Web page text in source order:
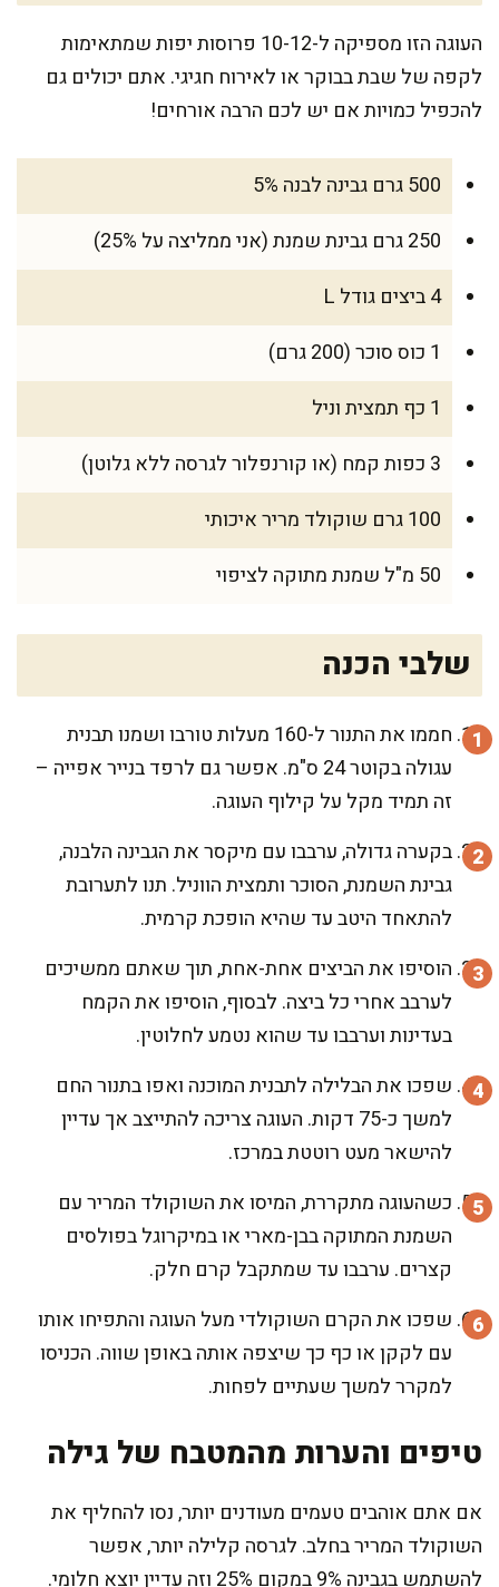
העוגה הזו מספיקה ל-10-12 פרוסות יפות שמתאימות
לקפה של שבת בבוקר או לאירוח חגיגי. אתם יכולים גם
להכפיל כמויות אם יש לכם הרבה אורחים!
500 גרם גבינה לבנה 5%
250 גרם גבינת שמנת (אני ממליצה על 25%)
4 ביצים גודל L
1 כוס סוכר (200 גרם)
1 כף תמצית וניל
3 כפות קמח (או קורנפלור לגרסה ללא גלוטן)
100 גרם שוקולד מריר איכותי
50 מ"ל שמנת מתוקה לציפוי
שלבי הכנה
חממו את התנור ל-160 מעלות טורבו ושמנו תבנית
עגולה בקוטר 24 ס"מ. אפשר גם לרפד בנייר אפייה –
זה תמיד מקל על קילוף העוגה.
בקערה גדולה, ערבבו עם מיקסר את הגבינה הלבנה,
גבינת השמנת, הסוכר ותמצית הווניל. תנו לתערובת
להתאחד היטב עד שהיא הופכת קרמית.
הוסיפו את הביצים אחת-אחת, תוך שאתם ממשיכים
לערבב אחרי כל ביצה. לבסוף, הוסיפו את הקמח
בעדינות וערבבו עד שהוא נטמע לחלוטין.
שפכו את הבלילה לתבנית המוכנה ואפו בתנור החם
למשך כ-75 דקות. העוגה צריכה להתייצב אך עדיין
להישאר מעט רוטטת במרכז.
כשהעוגה מתקררת, המיסו את השוקולד המריר עם
השמנת המתוקה בבן-מארי או במיקרוגל בפולסים
קצרים. ערבבו עד שמתקבל קרם חלק.
שפכו את הקרם השוקולדי מעל העוגה והתפיחו אותו
עם לקקן או כף כך שיצפה אותה באופן שווה. הכניסו
למקרר למשך שעתיים לפחות.
טיפים והערות מהמטבח של גילה
אם אתם אוהבים טעמים מעודנים יותר, נסו להחליף את
השוקולד המריר בחלב. לגרסה קלילה יותר, אפשר
להשתמש בגבינה 9% במקום 25% וזה עדיין יוצא חלומי.